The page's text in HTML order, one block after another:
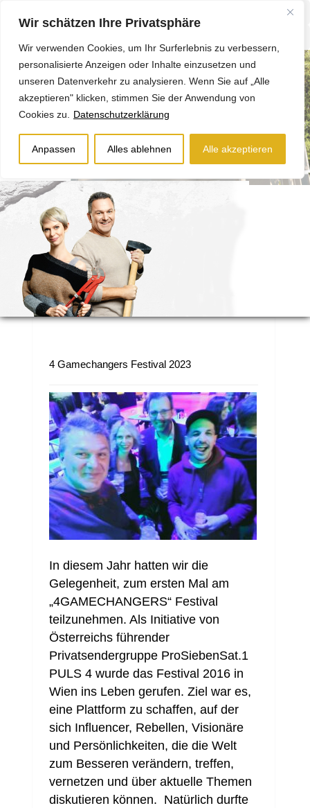
Wir schätzen Ihre Privatsphäre
Wir verwenden Cookies, um Ihr Surferlebnis zu verbessern,
personalisierte Anzeigen oder Inhalte einzusetzen und
unseren Datenverkehr zu analysieren. Wenn Sie auf „Alle
akzeptieren" klicken, stimmen Sie der Anwendung von
Cookies zu.
Datenschutzerklärung
Anpassen Alles ablehnen Alle akzeptieren
4 Gamechangers Festival 2023
In diesem Jahr hatten wir die
Gelegenheit, zum ersten Mal am
„4GAMECHANGERS“ Festival
teilzunehmen. Als Initiative von
Österreichs führender
Privatsendergruppe ProSiebenSat.1
PULS 4 wurde das Festival 2016 in
Wien ins Leben gerufen. Ziel war es,
eine Plattform zu schaffen, auf der
sich Influencer, Rebellen, Visionäre
und Persönlichkeiten, die die Welt
zum Besseren verändern, treffen,
vernetzen und über aktuelle Themen
diskutieren können. Natürlich durfte